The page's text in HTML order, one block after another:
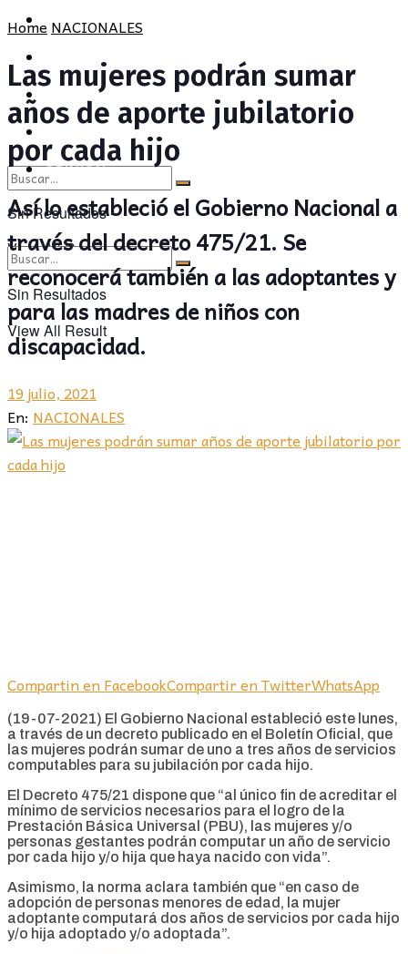
CULTURA
OPINIÓN
Sin Resultados
View All Result
PROVINCIA
POLÍTICA
SOCIEDAD
OPINIÓN
Sin Resultados
View All Result
HomeNACIONALES
Las mujeres podrán sumar
años de aporte jubilatorio
por cada hijo
Así lo estableció el Gobierno Nacional a
través del decreto 475/21. Se
reconocerá también a las adoptantes y
para las madres de niños con
discapacidad.
19 julio, 2021
En: NACIONALES
Compartin en FacebookCompartir en TwitterWhatsApp
(19-07-2021) El Gobierno Nacional estableció este lunes,
a través de un decreto publicado en el Boletín Oficial, que
las mujeres podrán sumar de uno a tres años de servicios
computables para su jubilación por cada hijo.
El Decreto 475/21 dispone que “al único fin de acreditar el
mínimo de servicios necesarios para el logro de la
Prestación Básica Universal (PBU), las mujeres y/o
personas gestantes podrán computar un año de servicio
por cada hijo y/o hija que haya nacido con vida”.
Asimismo, la norma aclara también que “en caso de
adopción de personas menores de edad, la mujer
adoptante computará dos años de servicios por cada hijo
y/o hija adoptado y/o adoptada”.